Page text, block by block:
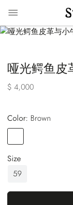
哑光鳄鱼皮
$ 4,000
Color:
brown
Size
59